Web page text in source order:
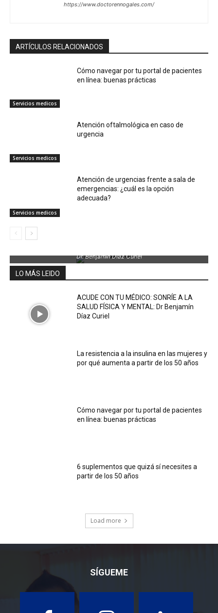
https://www.doctorennogales.com/
ARTÍCULOS RELACIONADOS
Servicios medicos
Cómo navegar por tu portal de pacientes
en línea: buenas prácticas
Servicios medicos
Atención oftalmológica en caso de
urgencia
Servicios medicos
Atención de urgencias frente a sala de
emergencias: ¿cuál es la opción
adecuada?
Dr. Benjamin Díaz Curiel
LO MÁS LEIDO
ACUDE CON TU MÉDICO: SONRÍE A LA
SALUD FÍSICA Y MENTAL: Dr Benjamín
Díaz Curiel
La resistencia a la insulina en las mujeres y
por qué aumenta a partir de los 50 años
Cómo navegar por tu portal de pacientes
en línea: buenas prácticas
6 suplementos que quizá sí necesites a
partir de los 50 años
Load more
SÍGUEME